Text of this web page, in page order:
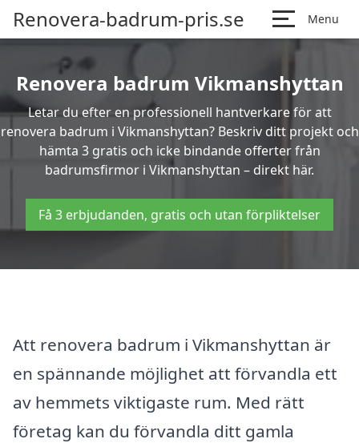
Renovera-badrum-pris.se Menu
Renovera badrum Vikmanshyttan
Letar du efter en professionell hantverkare för att
renovera badrum i Vikmanshyttan? Beskriv ditt projekt och
hämta 3 gratis och icke bindande offerter från
badrumsfirmor i Vikmanshyttan – direkt här.
Få 3 erbjudanden, gratis och utan förpliktelser
Att renovera badrum i Vikmanshyttan är
en spännande möjlighet att förvandla ett
av hemmets viktigaste rum. Med rätt
företag kan du förvandla ditt gamla